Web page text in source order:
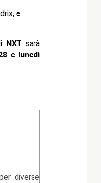
e
NXT sarà
e lunedì
diverse